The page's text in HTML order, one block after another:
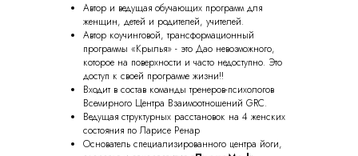
Автор и ведущая обучающих программ для
женщин, детей и родителей, учителей.
Автор коучинговой, трансформационный
программы «Крылья» - это Дао невозможного,
которое на поверхности и часто недоступно. Это
доступ к своей программе жизни!!
Входит в состав команды тренеров-психологов
Всемирного Центра Взаимоотношений GRC.
Ведущая структурных расстановок на 4 женских
состояния по Ларисе Ренар
Основатель специализированного центра йоги,